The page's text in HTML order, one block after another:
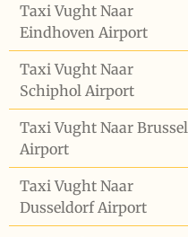
Taxi Vught Naar
Eindhoven Airport
Taxi Vught Naar
Schiphol Airport
Taxi Vught Naar Brussel
Airport
Taxi Vught Naar
Dusseldorf Airport